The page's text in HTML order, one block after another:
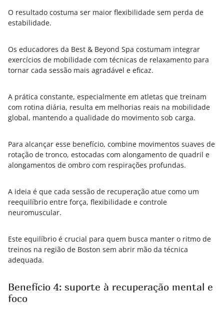
O resultado costuma ser maior flexibilidade sem perda de
estabilidade.
Os educadores da Best & Beyond Spa costumam integrar
exercícios de mobilidade com técnicas de relaxamento para
tornar cada sessão mais agradável e eficaz.
A prática constante, especialmente em atletas que treinam
com rotina diária, resulta em melhorias reais na mobilidade
global, mantendo a qualidade do movimento sob carga.
Para alcançar esse benefício, combine movimentos suaves de
rotação de tronco, estocadas com alongamento de quadril e
alongamentos de ombro com respirações profundas.
A ideia é que cada sessão de recuperação atue como um
reequilíbrio entre força, flexibilidade e controle
neuromuscular.
Este equilíbrio é crucial para quem busca manter o ritmo de
treinos na região de Boston sem abrir mão da técnica
adequada.
Benefício 4: suporte à recuperação mental e
foco